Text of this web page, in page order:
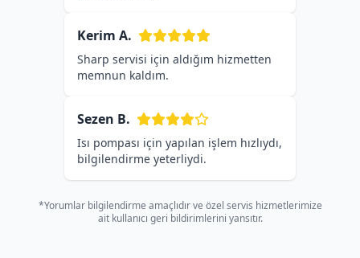
Kerim A.
Sharp servisi için aldığım hizmetten
memnun kaldım.
Sezen B.
Isı pompası için yapılan işlem hızlıydı,
bilgilendirme yeterliydi.
*Yorumlar bilgilendirme amaçlıdır ve özel servis hizmetlerimize
ait kullanıcı geri bildirimlerini yansıtır.